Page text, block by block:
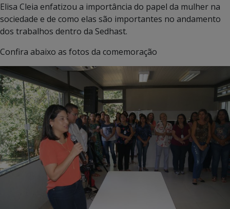
Elisa Cleia enfatizou a importância do papel da mulher na
sociedade e de como elas são importantes no andamento
dos trabalhos dentro da Sedhast.
Confira abaixo as fotos da comemoração